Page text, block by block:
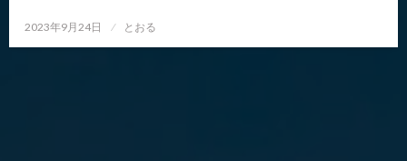
投
日:
2023年9月24日 とおる